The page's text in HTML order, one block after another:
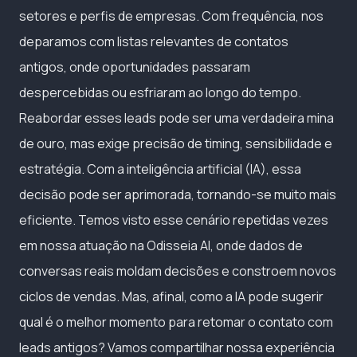
setores e perfis de empresas. Com frequência, nos
deparamos com listas relevantes de contatos
antigos, onde oportunidades passaram
despercebidas ou esfriaram ao longo do tempo.
Reabordar esses leads pode ser uma verdadeira mina
de ouro, mas exige precisão de timing, sensibilidade e
estratégia. Com a inteligência artificial (IA), essa
decisão pode ser aprimorada, tornando-se muito mais
eficiente. Temos visto esse cenário repetidas vezes
em nossa atuação na Odisseia AI, onde dados de
conversas reais moldam decisões e constroem novos
ciclos de vendas. Mas, afinal, como a IA pode sugerir
qual é o melhor momento para retomar o contato com
leads antigos? Vamos compartilhar nossa experiência